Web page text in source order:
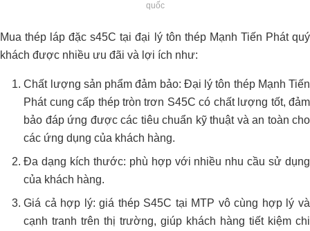
quốc
Mua thép láp đặc s45C tại đại lý tôn thép Mạnh Tiến Phát quý
khách được nhiều ưu đãi và lợi ích như:
Chất lượng sản phẩm đảm bảo: Đại lý tôn thép Mạnh Tiến
Phát cung cấp thép tròn trơn S45C có chất lượng tốt, đảm
bảo đáp ứng được các tiêu chuẩn kỹ thuật và an toàn cho
các ứng dụng của khách hàng.
Đa dạng kích thước: phù hợp với nhiều nhu cầu sử dụng
của khách hàng.
Giá cả hợp lý: giá thép S45C tại MTP vô cùng hợp lý và
cạnh tranh trên thị trường, giúp khách hàng tiết kiệm chi